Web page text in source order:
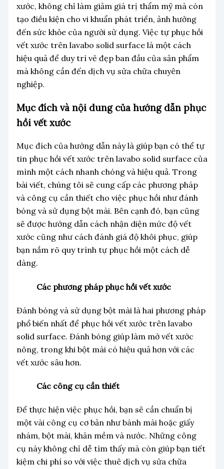
xước, không chỉ làm giảm giá trị thẩm mỹ mà còn
tạo điều kiện cho vi khuẩn phát triển, ảnh hưởng
đến sức khỏe của người sử dụng. Việc tự phục hồi
vết xước trên lavabo solid surface là một cách
hiệu quả để duy trì vẻ đẹp ban đầu của sản phẩm
mà không cần đến dịch vụ sửa chữa chuyên
nghiệp.
Mục đích và nội dung của hướng dẫn phục
hồi vết xước
Mục đích của hướng dẫn này là giúp bạn có thể tự
tin phục hồi vết xước trên lavabo solid surface của
mình một cách nhanh chóng và hiệu quả. Trong
bài viết, chúng tôi sẽ cung cấp các phương pháp
và công cụ cần thiết cho việc phục hồi như đánh
bóng và sử dụng bột mài. Bên cạnh đó, bạn cũng
sẽ được hướng dẫn cách nhận diện mức độ vết
xước cũng như cách đánh giá độ khôi phục, giúp
bạn nắm rõ quy trình tự phục hồi một cách dễ
dàng.
Các phương pháp phục hồi vết xước
Đánh bóng và sử dụng bột mài là hai phương pháp
phổ biến nhất để phục hồi vết xước trên lavabo
solid surface. Đánh bóng giúp làm mờ vết xước
nông, trong khi bột mài có hiệu quả hơn với các
vết xước sâu hơn.
Các công cụ cần thiết
Để thực hiện việc phục hồi, bạn sẽ cần chuẩn bị
một vài công cụ cơ bản như bánh mài hoặc giấy
nhám, bột mài, khăn mềm và nước. Những công
cụ này không chỉ dễ tìm thấy mà còn giúp bạn tiết
kiệm chi phí so với việc thuê dịch vụ sửa chữa